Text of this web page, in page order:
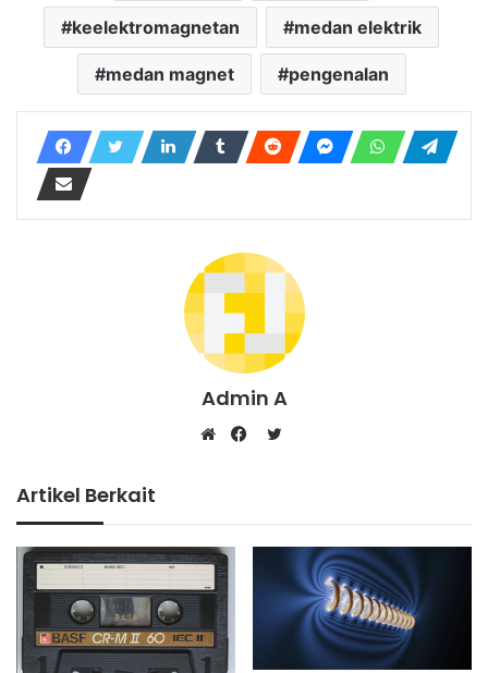
keelektromagnetan medan elektrik
medan magnet pengenalan
Admin A
Artikel Berkait